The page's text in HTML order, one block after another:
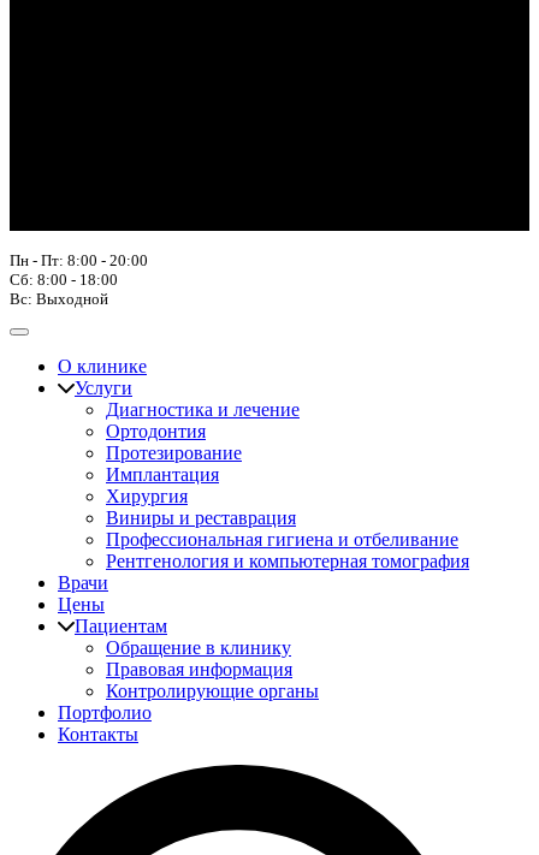
Пн - Пт: 8:00 - 20:00
Сб: 8:00 - 18:00
Вс: Выходной
О клинике
Услуги
Диагностика и лечение
Ортодонтия
Протезирование
Имплантация
Хирургия
Виниры и реставрация
Профессиональная гигиена и отбеливание
Рентгенология и компьютерная томография
Врачи
Цены
Пациентам
Обращение в клинику
Правовая информация
Контролирующие органы
Портфолио
Контакты